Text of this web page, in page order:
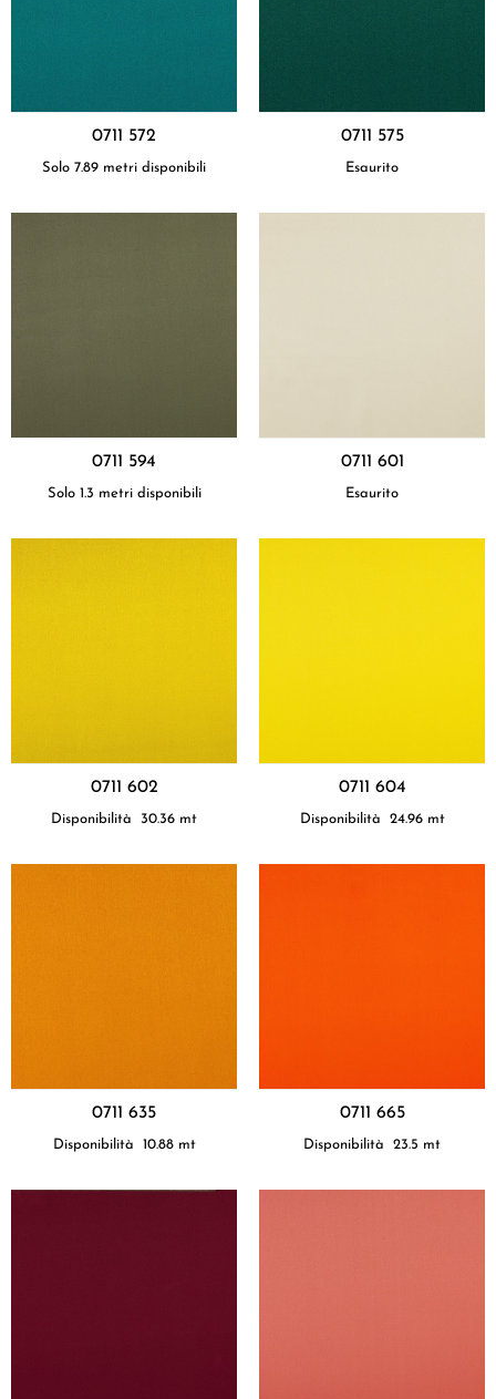
0711 572
Solo 7.89 metri disponibili
0711 575
Esaurito
0711 594
Solo 1.3 metri disponibili
0711 601
Esaurito
0711 602
Disponibilità 30.36 mt
0711 604
Disponibilità 24.96 mt
0711 635
Disponibilità 10.88 mt
0711 665
Disponibilità 23.5 mt